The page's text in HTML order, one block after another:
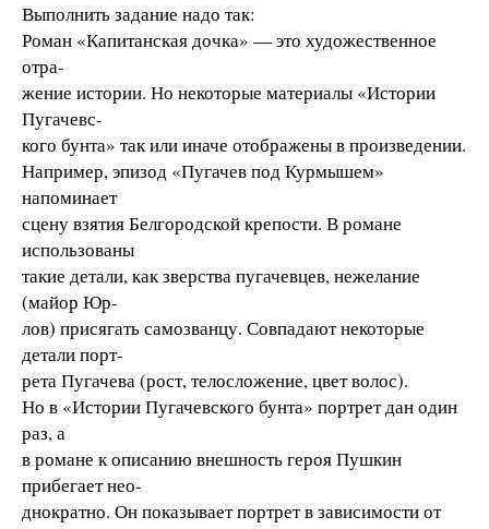
Выполнить задание надо так:
Роман «Капитанская дочка» — это художественное
отра-
жение истории. Но некоторые материалы «Истории
Пугачевс-
кого бунта» так или иначе отображены в произведении.
Например, эпизод «Пугачев под Курмышем»
напоминает
сцену взятия Белгородской крепости. В романе
использованы
такие детали, как зверства пугачевцев, нежелание
(майор Юр-
лов) присягать самозванцу. Совпадают некоторые
детали порт-
рета Пугачева (рост, телосложение, цвет волос).
Но в «Истории Пугачевского бунта» портрет дан один
раз, а
в романе к описанию внешность героя Пушкин
прибегает нео-
днократно. Он показывает портрет в зависимости от